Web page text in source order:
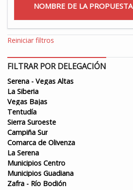
NOMBRE DE LA PROPUESTA
Reiniciar filtros
FILTRAR POR DELEGACIÓN